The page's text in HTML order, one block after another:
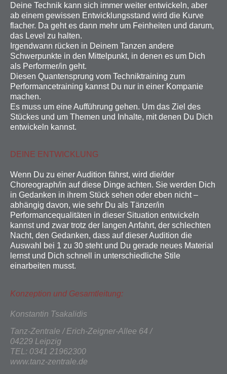
Deine Technik kann sich immer weiter entwickeln, aber
ab einem gewissen Entwicklungsstand wird die Kurve
flacher. Da geht es dann mehr um Feinheiten und darum,
das Level zu halten.
Irgendwann rücken in Deinem Tanzen andere
Schwerpunkte in den Mittelpunkt, in denen es um Dich
als Performer/in geht.
Diesen Quantensprung vom Techniktraining zum
Performancetraining kannst Du nur in einer Kompanie
machen.
Es muss um eine Aufführung gehen. Um das Ziel des
Stückes und um Themen und Inhalte, mit denen Du Dich
entwickeln kannst.
DEINE ENTWICKLUNG
Wenn Du zu einer Audition fährst, wird die/der
Choreograph/in auf diese Dinge achten. Sie werden Dich
in Gedanken in ihrem Stück sehen oder eben nicht –
abhängig davon, wie sehr Du als Tänzer/in
Performancequalitäten in dieser Situation entwickeln
kannst und zwar trotz der langen Anfahrt, der schlechten
Nacht, den Gedanken, dass auf dieser Audition die
Auswahl bei 1 zu 30 steht und Du gerade neues Material
lernst und Dich schnell in unterschiedliche Stile
einarbeiten musst.
Konzeption und Gesamtleitung:
Konstantin Tsakalidis
Tanz-Zentrale / Erich-Zeigner-Allee 64 /
04229 Leipzig
TEL: 0341 21962300
www.tanz-zentrale.de